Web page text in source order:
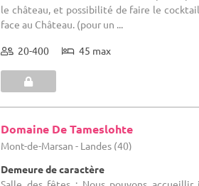
le château, et possibilité de faire le
face au Château. (pour un ...
20-400 45 max
Domaine De Tameslohte
Mont-de-Marsan - Landes (40)
Demeure de caractère